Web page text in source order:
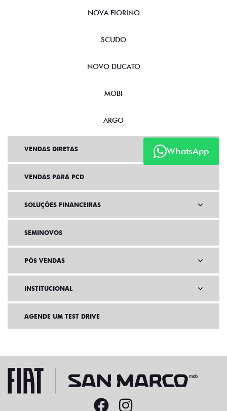
WhatsApp
NOVA FIORINO
SCUDO
NOVO DUCATO
MOBI
ARGO
VENDAS DIRETAS
VENDAS PARA PCD
SOLUÇÕES FINANCEIRAS
SEMINOVOS
PÓS VENDAS
INSTITUCIONAL
AGENDE UM TEST DRIVE